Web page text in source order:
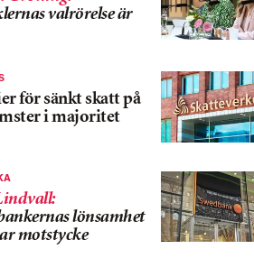
valrörelse är
för sänkt skatt på
i majoritet
:
lönsamhet
motstycke